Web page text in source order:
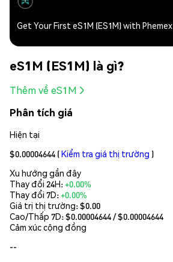
Get Your First eS1M (ES1M) with Phemex
eS1M (ES1M) là gì?
Thêm về eS1M
Phân tích giá
Hiện tại
$0.00004644 (Kiểm tra giá thị trường )
Xu hướng gần đây
Thay đổi 24H:+0.00%
Thay đổi 7D:+0.00%
Giá trị thị trường:$0.00
Cao/Thấp 7D: $0.00004644/ $0.00004644
Cảm xúc cộng đồng
--